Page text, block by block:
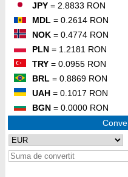
JPY = 2.8833 RON
MDL = 0.2614 RON
NOK = 0.4774 RON
PLN = 1.2181 RON
TRY = 0.0955 RON
BRL = 0.8869 RON
UAH = 0.1017 RON
BGN = 0.0000 RON